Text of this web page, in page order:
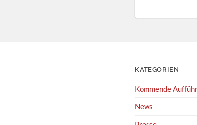
KATEGORIEN
Kommende
News